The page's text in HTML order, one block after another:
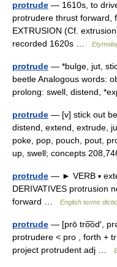
protrude — 1610s, to
protrudere thrust forward,
EXTRUSION (Cf.
recorded 1620s …
protrude — *bulge, jut,
beetle Analogous words:
prolong: swell, distend,
protrude — [v] stick out
distend, extend, extrude,
poke, pop, pouch, pout,
up, swell; concepts
protrude — ► VERB ▪
DERIVATIVES protrusion
forward …
English terms
protrude — [prō tro͞od′,
protrudere < pro , forth +
project protrudent adj …